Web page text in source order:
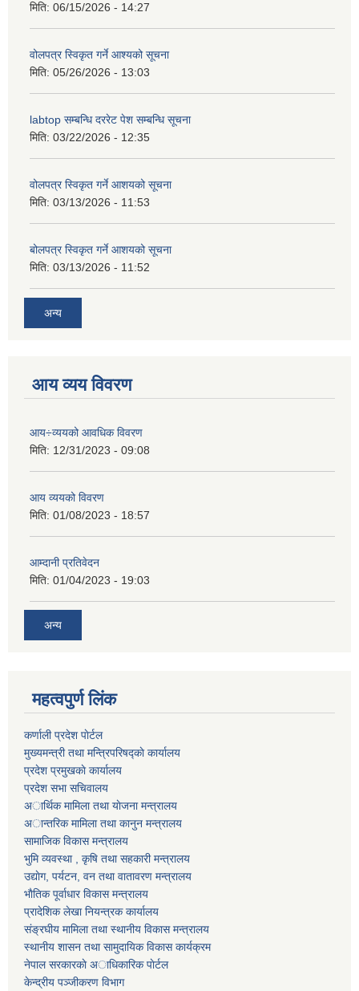
मिति: 06/15/2026 - 14:27
वोलपत्र स्विकृत गर्ने आश्यको सूचना
मिति: 05/26/2026 - 13:03
labtop सम्बन्धि दररेट पेश सम्बन्धि सूचना
मिति: 03/22/2026 - 12:35
वोलपत्र स्विकृत गर्ने आशयको सूचना
मिति: 03/13/2026 - 11:53
बोलपत्र स्विकृत गर्ने आशयको सूचना
मिति: 03/13/2026 - 11:52
अन्य
आय व्यय विवरण
आय÷व्ययको आवधिक विवरण
मिति: 12/31/2023 - 09:08
आय व्ययको विवरण
मिति: 01/08/2023 - 18:57
आम्दानी प्रतिवेदन
मिति: 01/04/2023 - 19:03
अन्य
महत्वपुर्ण लिंक
कर्णाली प्रदेश पाेर्टल
मुख्यमन्त्री तथा मन्त्रिपरिषद्काे कार्यालय
प्रदेश प्रमुखकाे कार्यालय
प्रदेश सभा सचिवालय
अार्थिक मामिला तथा याेजना मन्त्रालय
अान्तरिक मामिला तथा कानुन मन्त्रालय
सामाजिक विकास मन्त्रालय
भुमि व्यवस्था , कृषि तथा सहकारी मन्त्रालय
उद्याेग, पर्यटन, वन तथा वातावरण मन्त्रालय
भाैतिक पूर्वाधार विकास मन्त्रालय
प्रादेशिक लेखा नियन्त्रक कार्यालय
संङ्रघीय मामिला तथा स्थानीय विकास मन्त्रालय
स्थानीय शासन तथा सामुदायिक विकास कार्यक्रम
नेपाल सरकारकाे अाधिकारिक पाेर्टल
केन्द्रीय पञ्जीकरण विभाग